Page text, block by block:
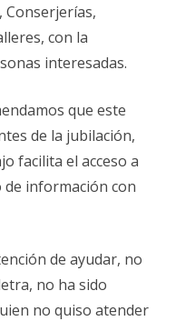
Conserjerías,
con la
interesadas.
que este
de la jubilación,
facilita el acceso a
información con
de ayudar, no
no ha sido
no quiso atender